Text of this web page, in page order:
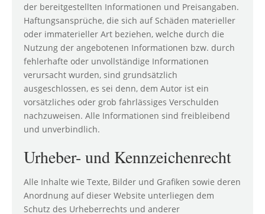
der bereitgestellten Informationen und Preisangaben.
Haftungsansprüche, die sich auf Schäden materieller
oder immaterieller Art beziehen, welche durch die
Nutzung der angebotenen Informationen bzw. durch
fehlerhafte oder unvollständige Informationen
verursacht wurden, sind grundsätzlich
ausgeschlossen, es sei denn, dem Autor ist ein
vorsätzliches oder grob fahrlässiges Verschulden
nachzuweisen. Alle Informationen sind freibleibend
und unverbindlich.
Urheber- und Kennzeichenrecht
Alle Inhalte wie Texte, Bilder und Grafiken sowie deren
Anordnung auf dieser Website unterliegen dem
Schutz des Urheberrechts und anderer